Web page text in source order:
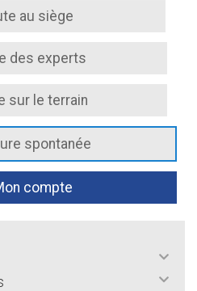
au siège
des experts
sur le terrain
spontanée
compte